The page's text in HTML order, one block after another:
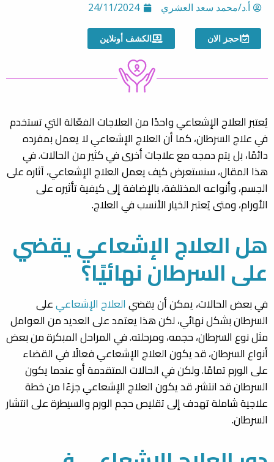
أ.د/محمد سعد العشري 24/11/2024
احجز الان الكشف أونلاين
يُعتبر العلاج الإشعاعي واحدًا من العلاجات الفعّالة التي تستخدم
في علاج السرطان، كما أن العلاج الإشعاعي لا يعمل بمفرده
دائمًا، بل يتم دمجه مع علاجات أخرى في كثير من الحالات. في
هذا المقال، سنستعرض كيف يعمل العلاج الإشعاعي، آثاره على
الجسم، وأنواعه المختلفة، بالإضافة إلى كيفية تأثيره على
الأورام، ومتى يُعتبر الخيار الأنسب في العلاج.
هل العلاج الإشعاعي يقضي
على السرطان نهائيًا؟
في بعض الحالات، يمكن أن يقضيالعلاج الإشعاعيعلى
السرطان بشكل نهائي، لكن هذا يعتمد على العديد من العوامل
مثل نوع السرطان، حجمه، ومرحلته. في المراحل المبكرة من بعض
أنواع السرطان، قد يكون العلاج الإشعاعي فعالًا في القضاء
على الورم تمامًا. ولكن في الحالات المتقدمة أو عندما يكون
السرطان قد انتشر، قد يكون العلاج الإشعاعي جزءًا من خطة
علاجية شاملة تهدف إلى تقليص حجم الورم والسيطرة على انتشار
السرطان.